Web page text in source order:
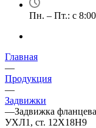
Пн. – Пт.: с
Главная
—
Продукция
—
Задвижки
—Задвижка
УХЛ1, ст. 12Х18Н9